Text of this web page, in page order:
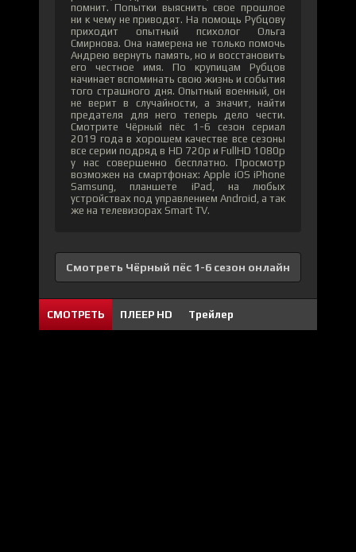
помнит. Попытки выяснить свое прошлое
ни к чему не приводят. На помощь Рубцову
приходит опытный психолог Ольга
Смирнова. Она намерена не только помочь
Андрею вернуть память, но и восстановить
его честное имя. По крупицам Рубцов
начинает вспоминать свою жизнь и события
того страшного дня. Опытный военный, он
не верит в случайности, а значит, найти
предателя для него теперь дело чести.
Смотрите Чёрный пёс 1-6 сезон сериал
2019 года в хорошем качестве все сезоны
все серии подряд в HD 720p и FullHD 1080p
у нас совершенно бесплатно. Просмотр
возможен на смартфонах: Apple iOS iPhone
Samsung, планшете iPad, на любых
устройствах под управлением Android, а так
же на телевизорах Smart TV.
Смотреть Чёрный пёс 1-6 сезон онлайн
СМОТРЕТЬ ПЛЕЕР HD Трейлер